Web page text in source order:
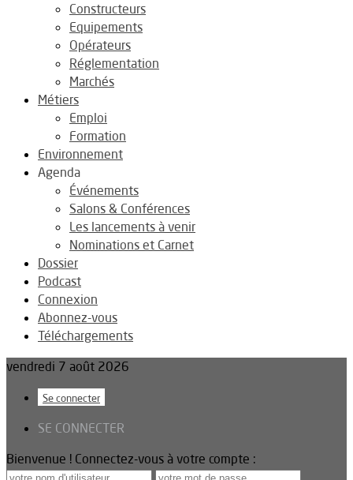
Constructeurs
Equipements
Opérateurs
Réglementation
Marchés
Métiers
Emploi
Formation
Environnement
Agenda
Événements
Salons & Conférences
Les lancements à venir
Nominations et Carnet
Dossier
Podcast
Connexion
Abonnez-vous
Téléchargements
vendredi 7 août 2026
Se connecter
SE CONNECTER
Bienvenue ! Connectez-vous à votre compte :